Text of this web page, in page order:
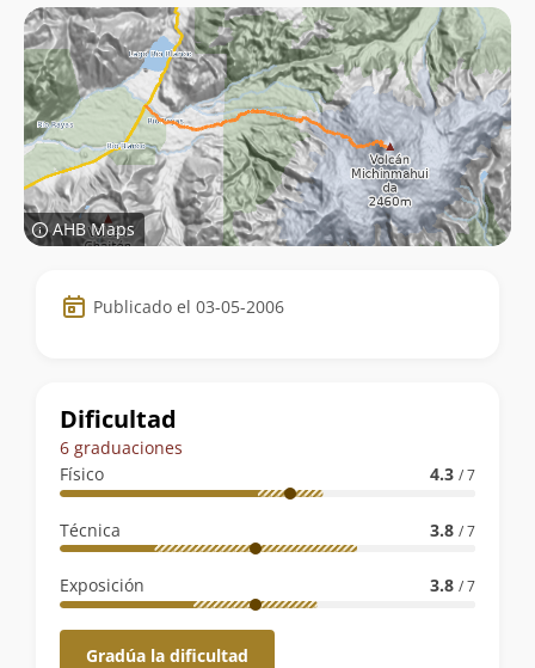
AHB Maps
Datos
de
ruta
Publicado el 03-05-2006
Dificultad
6 graduaciones
Físico
4.3 / 7
Técnica 3.8 / 7
Exposición 3.8 / 7
Gradúa la dificultad